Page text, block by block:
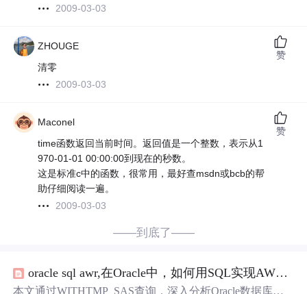
2009-03-03
ZHOUGE
清零
2009-03-03
赞
Maconel
time函数返回当前时间。返回值是一个整数，表示从1
970-01-01 00:00:00到现在的秒数。
这是标准c中的函数，很常用，最好查msdn或bcb的帮
助仔细阅读一遍。
2009-03-03
赞
——到底了——
oracle sql awr,在Oracle中，如何用SQL实现AWR报告中Load Profile部分？
本文通过WITHTMP_SAS查询，深入分析Oracle数据库的R